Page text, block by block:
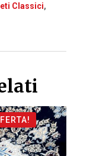
Classici,